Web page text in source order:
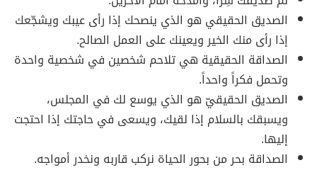
الصديق الحقيقي هو الذي ينصحك إذا رأى عيبك ويشجّعك
إذا رأى منك الخير ويعينك على العمل الصالح.
الصداقة الحقيقية هي تلاحم شخصين في شخصية واحدة
وتحمل فكراً واحداً.
الصديق الحقيقيّ هو الذي يوسع لك في المجلس،
ويسبقك بالسلام إذا لقيك، ويسعى في حاجتك إذا احتجت
إليها.
الصداقة بحر من بحور الحياة نركب قاربه ونخدر أمواجه.